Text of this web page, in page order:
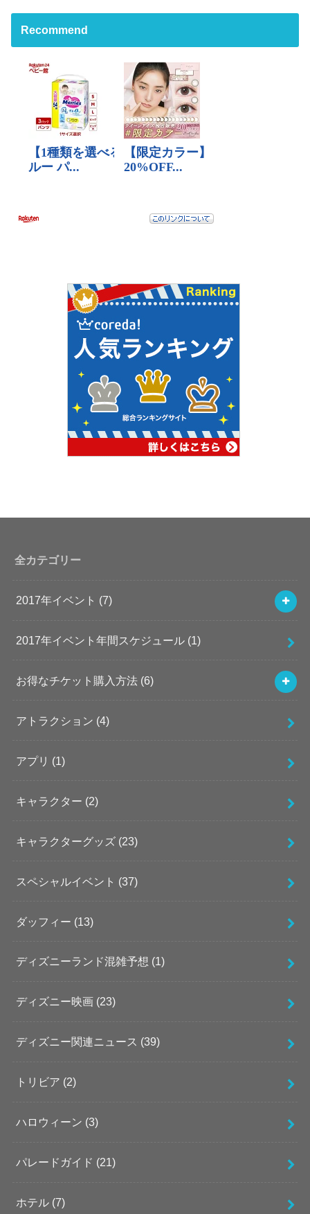
Recommend
全カテゴリー
2017年イベント (7)
2017年イベント年間スケジュール (1)
お得なチケット購入方法 (6)
アトラクション (4)
アプリ (1)
キャラクター (2)
キャラクターグッズ (23)
スペシャルイベント (37)
ダッフィー (13)
ディズニーランド混雑予想 (1)
ディズニー映画 (23)
ディズニー関連ニュース (39)
トリビア (2)
ハロウィーン (3)
パレードガイド (21)
ホテル (7)